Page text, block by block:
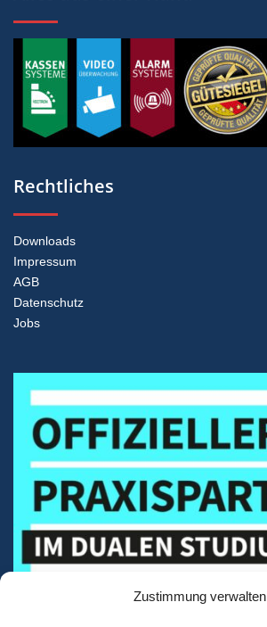
Zustimmung verwalten
Rechtliches
Downloads
Impressum
AGB
Datenschutz
Jobs